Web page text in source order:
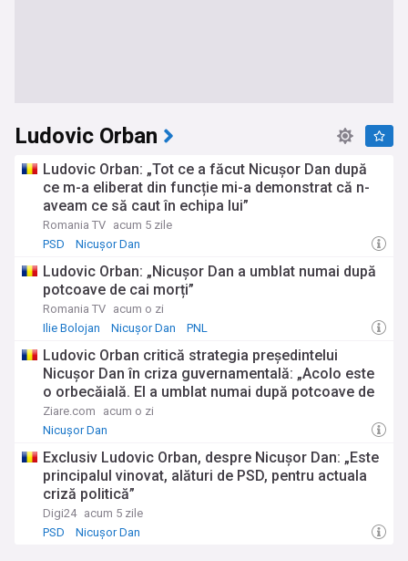
Ludovic Orban
Ludovic Orban: „Tot ce a făcut Nicușor Dan după
ce m-a eliberat din funcție mi-a demonstrat că n-
aveam ce să caut în echipa lui”
Romania TV acum 5 zile
PSD
Nicușor Dan
Ludovic Orban: „Nicușor Dan a umblat numai după
potcoave de cai morți”
Romania TV acum o zi
Ilie Bolojan
Nicușor Dan PNL
Ludovic Orban critică strategia președintelui
Nicușor Dan în criza guvernamentală: „Acolo este
o orbecăială. El a umblat numai după potcoave de
cai morți”
Ziare.com
acum o zi
Nicușor Dan
Exclusiv Ludovic Orban, despre Nicușor Dan: „Este
principalul vinovat, alături de PSD, pentru actuala
criză politică”
Digi24 acum 5 zile
PSD
Nicușor Dan